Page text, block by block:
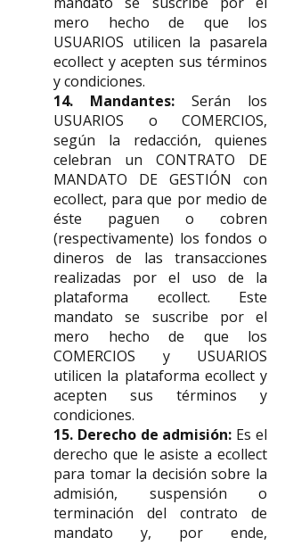
mero hecho de que los
USUARIOS utilicen la pasarela
ecollect y acepten sus términos
y condiciones.
14. Mandantes: Serán los
USUARIOS o COMERCIOS,
según la redacción, quienes
celebran un CONTRATO DE
MANDATO DE GESTIÓN con
ecollect, para que por medio de
éste paguen o cobren
(respectivamente) los fondos o
dineros de las transacciones
realizadas por el uso de la
plataforma ecollect. Este
mandato se suscribe por el
mero hecho de que los
COMERCIOS y USUARIOS
utilicen la plataforma ecollect y
acepten sus términos y
condiciones.
15. Derecho de admisión: Es el
derecho que le asiste a ecollect
para tomar la decisión sobre la
admisión, suspensión o
terminación del contrato de
mandato y, por ende,